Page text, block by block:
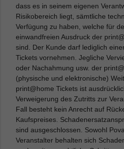
dass es in seinem eigenen
Risikobereich liegt, sämtliche
Verfügung zu haben, welche für
einwandfreien Ausdruck der
sind. Der Kunde darf lediglich
Tickets vornehmen. Jegliche
oder Nachahmung usw. der
(physische und elektronische)
print@home Tickets ist
Verweigerung des Zutritts zur
Fall besteht kein Anrecht auf
Kaufspreises.
sind ausgeschlossen. Sowohl
Veranstalter behalten sich